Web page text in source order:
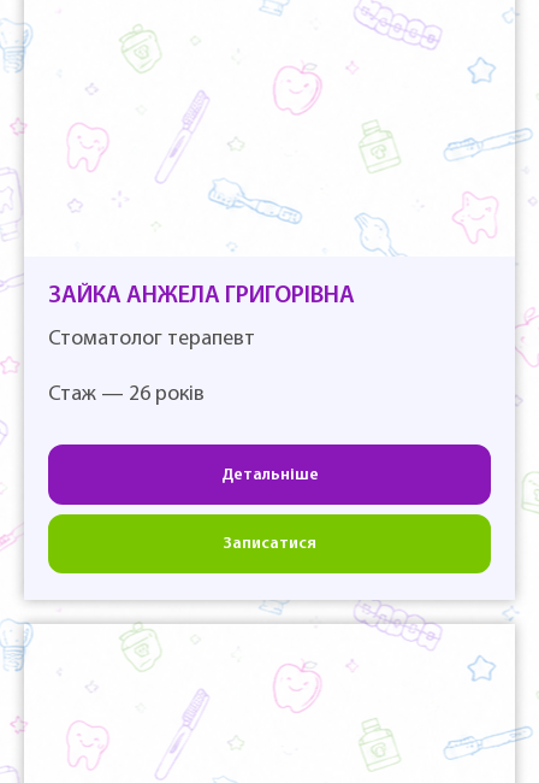
ЗАЙКА АНЖЕЛА ГРИГОРІВНА
Стоматолог терапевт
Стаж — 26 років
Детальніше
Записатися